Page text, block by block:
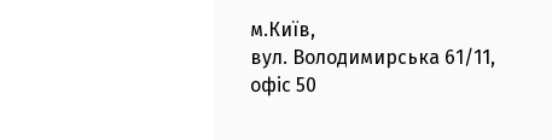
м.Київ,
вул. Володимирська 61/11,
офіс 50